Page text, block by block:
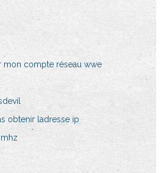
mon compte réseau wwe
obtenir ladresse ip